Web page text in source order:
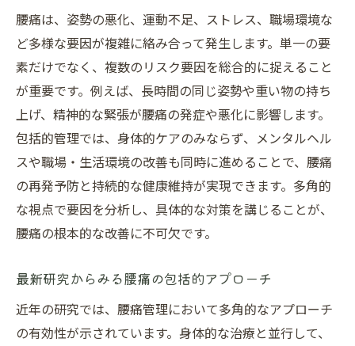
腰痛管理に役立つ生活リズムの整え方
腰痛予防に役立つセルフケアの実践ポイント
腰痛予防に効くセルフケアの基本ステップ
腰痛管理におすすめのストレッチ方法
腰痛を和らげるセルフチェックのコツ
腰痛予防へ向けた運動習慣の始め方
腰痛対策のセルフケアで注意すべき点
職場における腰痛リスク低減の具体策とは
職場で実践できる腰痛リスク低減対策
腰痛予防に役立つ作業姿勢の見直し方
腰痛リスク評価と安全配慮義務の重要性
腰痛対策の職場教育と従業員の意識改革
腰痛は、姿勢の悪化、運動不足、ストレス、職場環境な
ど多様な要因が複雑に絡み合って発生します。単一の要
素だけでなく、複数のリスク要因を総合的に捉えること
が重要です。例えば、長時間の同じ姿勢や重い物の持ち
上げ、精神的な緊張が腰痛の発症や悪化に影響します。
包括的管理では、身体的ケアのみならず、メンタルヘル
スや職場・生活環境の改善も同時に進めることで、腰痛
の再発予防と持続的な健康維持が実現できます。多角的
な視点で要因を分析し、具体的な対策を講じることが、
腰痛の根本的な改善に不可欠です。
最新研究からみる腰痛の包括的アプローチ
近年の研究では、腰痛管理において多角的なアプローチ
の有効性が示されています。身体的な治療と並行して、